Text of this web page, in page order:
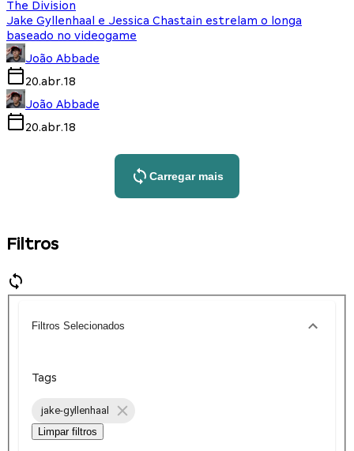
The Division
Jake Gyllenhaal e Jessica Chastain estrelam o longa
baseado no videogame
João Abbade
20.abr.18
João Abbade
20.abr.18
Carregar mais
Filtros
Filtros Selecionados
Tags
jake-gyllenhaal
Limpar filtros